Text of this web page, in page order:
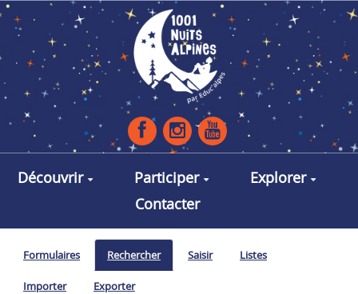
Aller au contenu principal
Découvrir Participer
Explorer
Contacter
Formulaires Rechercher Saisir Listes
Importer Exporter